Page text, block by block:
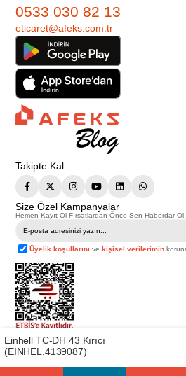
0533 030 82 13
eticaret@afeks.com.tr
Takipte Kal
Size Özel Kampanyalar
Hemen Kayıt Ol Fırsatlardan Önce Sen Haberdar Ol!
Üyelik koşullarını vekişisel verilerimin
Telif Hakkı © 2026
Bu web sitesindeki tüm ürünler ticari
görsel ve yazılı içerikler firmamıza ait olup,
Einhell TC-DH 43 Kırıcı
(EİNHEL.4139087)